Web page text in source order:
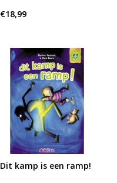
€18,99
Dit kamp is een ramp!